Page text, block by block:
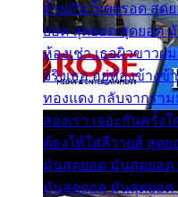
ด้วยกัน ก็เลยรอด สุด
ยอด สุดยอด สุดยอด
ห้องเช่า เธอผิวขาวผ
จริงเธอ อยู่ห้องข้างข้
ทองแดง กลับจากรา
สองเรา เจอะกันครั้ง
ต้องให้ใส่ลีวายส์ สุด
มันสุดยอด มันสุดยอ
มันสุดยอด มันสุดยอ